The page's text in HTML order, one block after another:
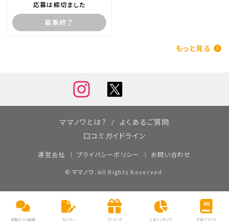
応募は締切ました
募集終了
もっと見る
体験口コミ動画 モニター プレゼント 人気ランキング 子育てマンガ
ママノワとは？
よくあるご質問
口コミガイドライン
運営会社 プライバシーポリシー お問い合わせ
© ママノワ . All Rights Reserved.